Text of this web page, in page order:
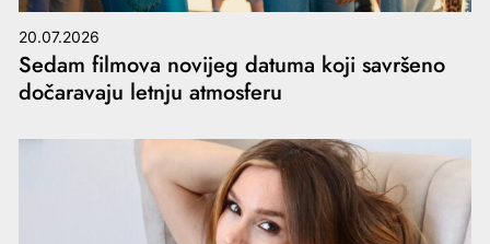
20.07.2026
Sedam filmova novijeg datuma koji savršeno
dočaravaju letnju atmosferu